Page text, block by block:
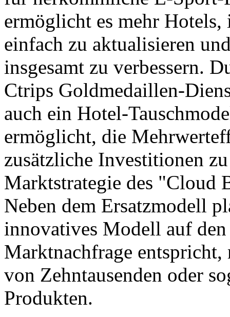
ermöglicht es mehr
einfach zu aktualisieren
insgesamt zu verbessern.
Ctrips Goldmedaillen-
auch ein Hotel-
ermöglicht, die
zusätzliche Investitionen
Marktstrategie des "Cloud
Neben dem Ersatzmodell
innovatives Modell auf
Marktnachfrage
von Zehntausenden oder
Produkten.